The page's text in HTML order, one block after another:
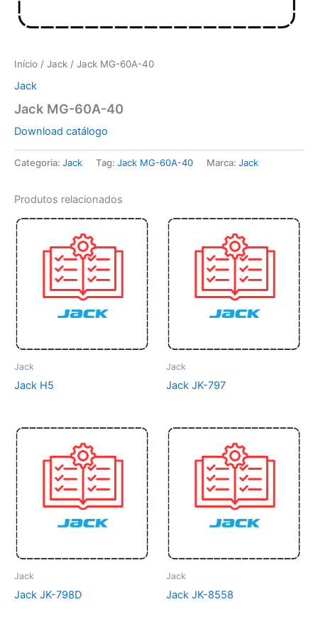
Início / Jack / Jack MG-60A-40
Jack
Jack MG-60A-40
Download catálogo
Categoria: Jack Tag: Jack MG-60A-40 Marca: Jack
Produtos relacionados
Jack
Jack H5
Jack
Jack JK-797
Jack
Jack JK-798D
Jack
Jack JK-8558